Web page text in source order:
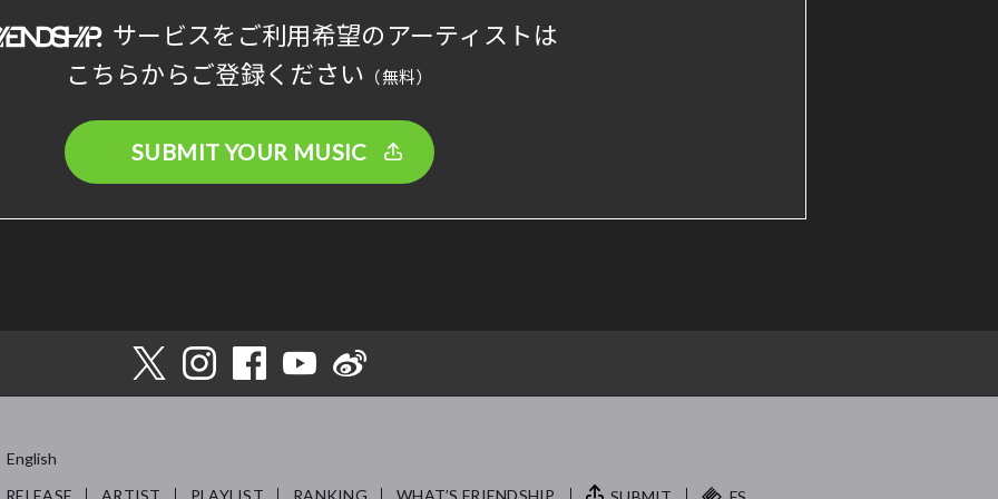
サービスをご利用希望のアーティストは
こちらからご登録ください （無料）
SUBMIT YOUR MUSIC
English
RELEASE ARTIST PLAYLIST RANKING WHAT’S FRIENDSHIP.